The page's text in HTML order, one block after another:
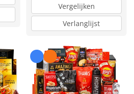
Vergelijken
Verlanglijst